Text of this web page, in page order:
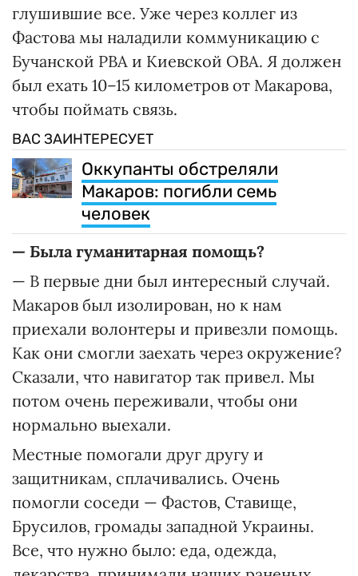
глушившие все. Уже через коллег из
Фастова мы наладили коммуникацию с
Бучанской РВА и Киевской ОВА. Я должен
был ехать 10–15 километров от Макарова,
чтобы поймать связь.
ВАС ЗАИНТЕРЕСУЕТ
Оккупанты обстреляли
Макаров: погибли семь
человек
— Была гуманитарная помощь?
— В первые дни был интересный случай.
Макаров был изолирован, но к нам
приехали волонтеры и привезли помощь.
Как они смогли заехать через окружение?
Сказали, что навигатор так привел. Мы
потом очень переживали, чтобы они
нормально выехали.
Местные помогали друг другу и
защитникам, сплачивались. Очень
помогли соседи — Фастов, Ставище,
Брусилов, громады западной Украины.
Все, что нужно было: еда, одежда,